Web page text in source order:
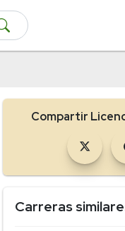
Compartir
Carreras